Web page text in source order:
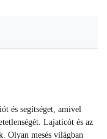
és segítséget, amivel
Lajaticót és az
Olyan mesés világban